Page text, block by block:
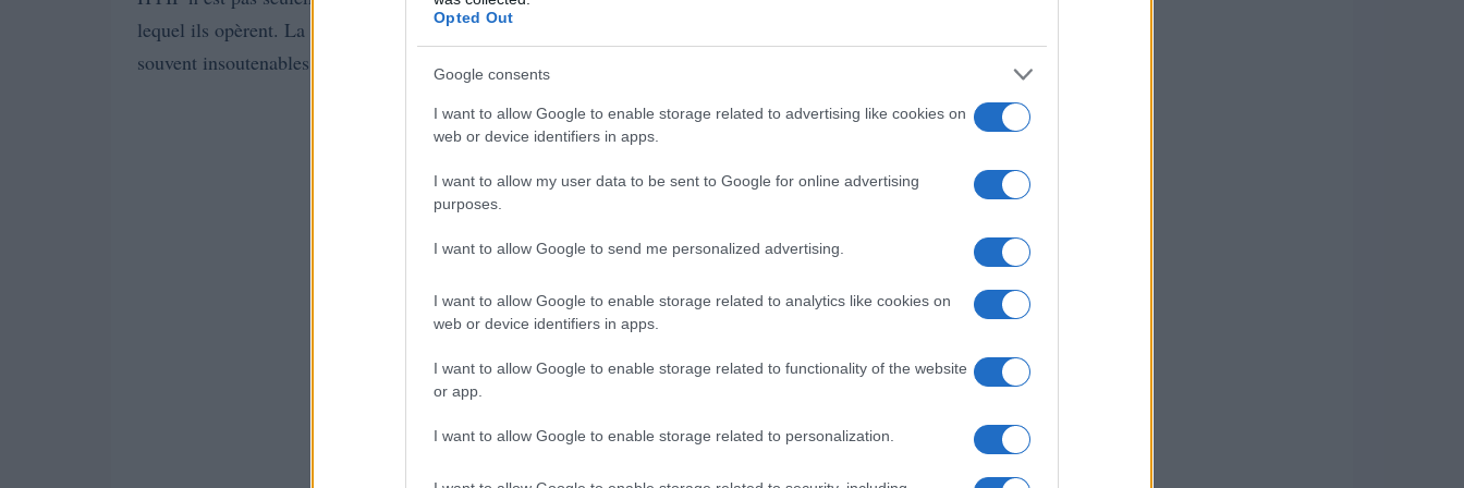
Opted Out
Google consents
I want to allow Google to enable storage related to advertising like cookies on
web or device identifiers in apps.
I want to allow my user data to be sent to Google for online advertising
purposes.
I want to allow Google to send me personalized advertising.
I want to allow Google to enable storage related to analytics like cookies on
web or device identifiers in apps.
I want to allow Google to enable storage related to functionality of the website
or app.
I want to allow Google to enable storage related to personalization.
lequel ils opèrent. La leçon principale tirée de la crise de 2008 est que les rendements élevés sont
souvent insoutenables et peuvent dissimuler des pratiques frauduleuses.